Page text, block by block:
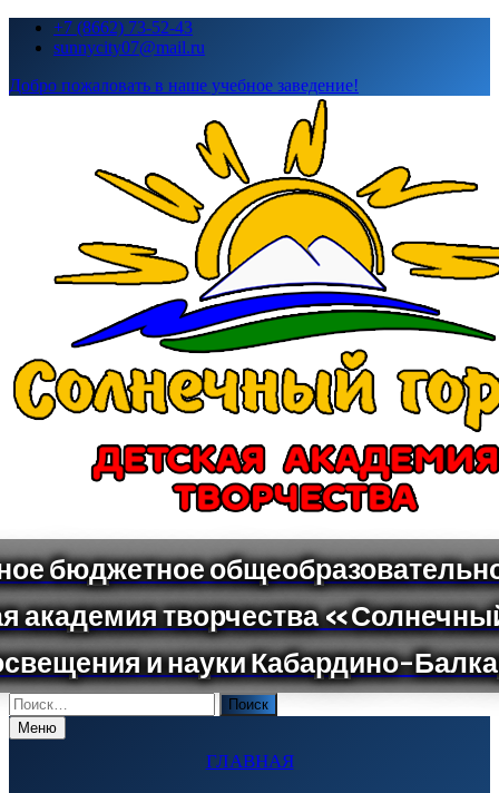
Перейти+7 (8662) 73-52-43
sunnycity07@mail.ru
Добро пожаловать в наше учебное заведение!
Поиск
по:Меню
ГЛАВНАЯ